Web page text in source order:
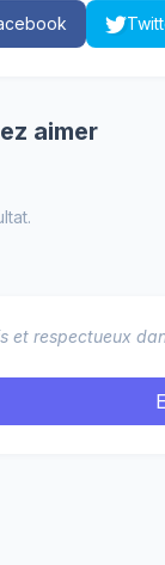
aimer
et respectueux